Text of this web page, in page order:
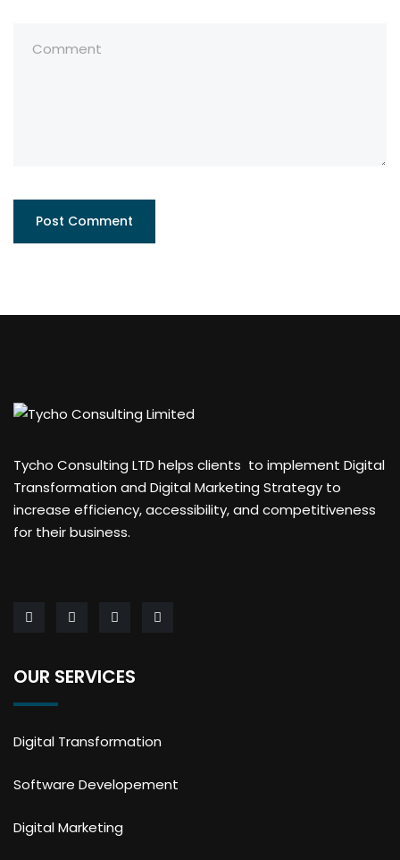
Tycho Consulting LTD helps clients to implement Digital
Transformation and Digital Marketing Strategy to
increase efficiency, accessibility, and competitiveness
for their business.
OUR SERVICES
Digital Transformation
Software Developement
Digital Marketing